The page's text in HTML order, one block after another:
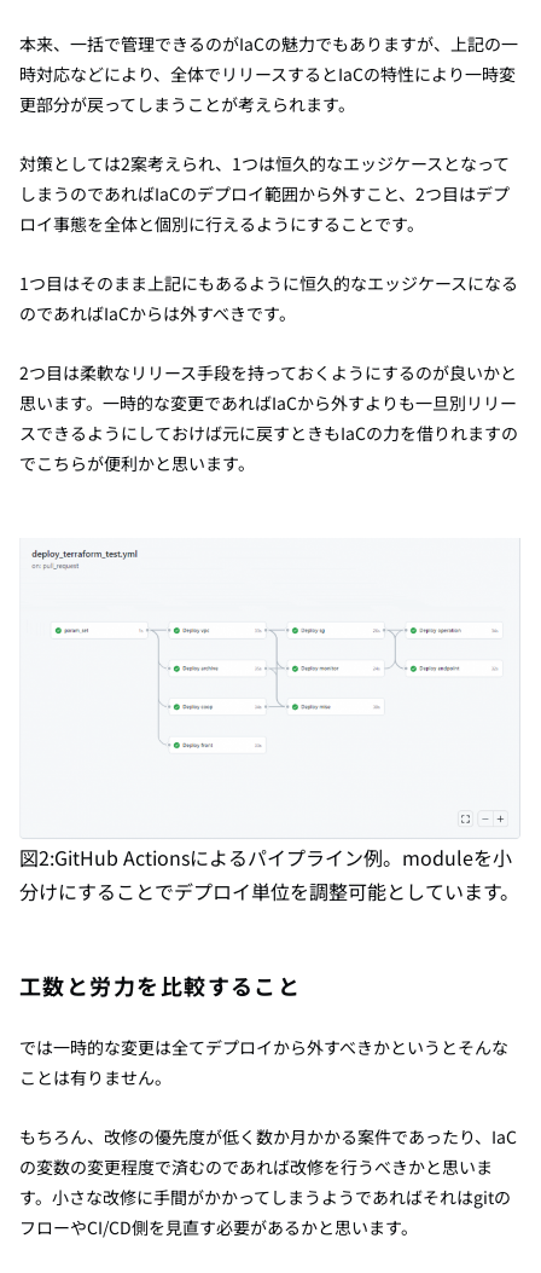
本来、一括で管理できるのがIaCの魅力でもありますが、上記の一
時対応などにより、全体でリリースするとIaCの特性により一時変
更部分が戻ってしまうことが考えられます。
対策としては2案考えられ、1つは恒久的なエッジケースとなって
しまうのであればIaCのデプロイ範囲から外すこと、2つ目はデプ
ロイ事態を全体と個別に行えるようにすることです。
1つ目はそのまま上記にもあるように恒久的なエッジケースになる
のであればIaCからは外すべきです。
2つ目は柔軟なリリース手段を持っておくようにするのが良いかと
思います。一時的な変更であればIaCから外すよりも一旦別リリー
スできるようにしておけば元に戻すときもIaCの力を借りれますの
でこちらが便利かと思います。
図2:GitHub Actionsによるパイプライン例。moduleを小
分けにすることでデプロイ単位を調整可能としています。
工数と労力を比較すること
では一時的な変更は全てデプロイから外すべきかというとそんな
ことは有りません。
もちろん、改修の優先度が低く数か月かかる案件であったり、IaC
の変数の変更程度で済むのであれば改修を行うべきかと思いま
す。小さな改修に手間がかかってしまうようであればそれはgitの
フローやCI/CD側を見直す必要があるかと思います。